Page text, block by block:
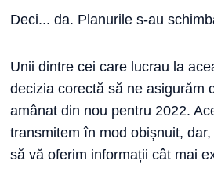
Deci... da. Planurile s-au
Unii dintre cei care lucrau la
decizia corectă să ne asigurăm
amânat din nou pentru 2022.
transmitem în mod obișnuit,
să vă oferim informații cât mai